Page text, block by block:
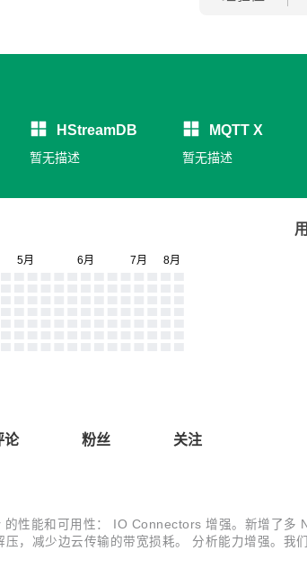
HStreamDB
暂无描述
MQTT X
暂无描述
论 粉丝 关注
性能和可用性： IO Connectors 增强。新增了多
减少边云传输的带宽损耗。 分析能力增强。我